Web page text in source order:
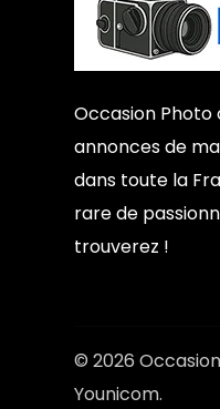
Occasion
annonces de
dans toute la
rare de
trouverez !
© 2026
Younicom.